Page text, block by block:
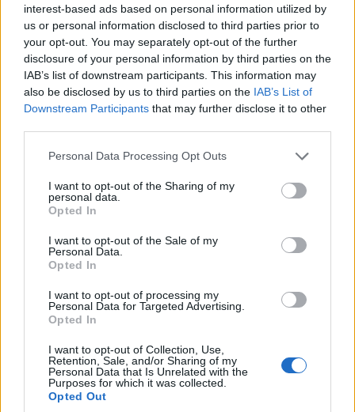
interest-based ads based on personal information utilized by
us or personal information disclosed to third parties prior to
your opt-out. You may separately opt-out of the further
disclosure of your personal information by third parties on the
IAB’s list of downstream participants. This information may
also be disclosed by us to third parties on the IAB’s List of
Downstream Participants that may further disclose it to other
Please note that this website/app uses one or more Google
not limited to your visit or usage behaviour. You may click to
grant or deny consent to Google and its third-party tags to
use your data for below specified purposes in below Google
consent section.
Personal Data Processing Opt Outs
I want to opt-out of the Sharing of my
personal data.
Opted In
I want to opt-out of the Sale of my
Personal Data.
Opted In
I want to opt-out of processing my
Personal Data for Targeted Advertising.
Opted In
I want to opt-out of Collection, Use,
Retention, Sale, and/or Sharing of my
Personal Data that Is Unrelated with the
Purposes for which it was collected.
Opted Out
ΕΛΛΆΔΑ
ΓΣΕΕ: Αμοιβή αργίας
15ης Αυγούστου
6 Αυγούστου 2026, 8:30 μμ
ΤΟΠΙΚΉ ΕΠΙΚΑΙΡΌΤΗΤΑ
Μεταμορφώσεως του
Σωτήρος στην Ιερά
(φωτογραφίες)
6 Αυγούστου 2026, 8:02 μμ